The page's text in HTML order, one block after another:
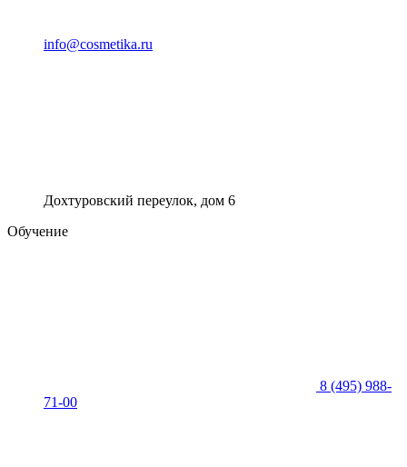
info@cosmetika.ru
Дохтуровский переулок, дом 6
Обучение
8 (495) 988-
71-00